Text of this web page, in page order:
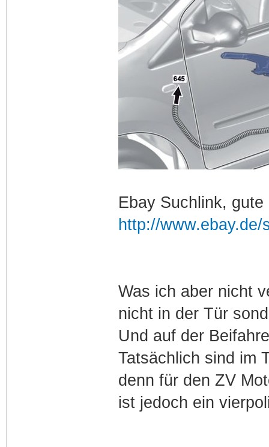
Ebay Suchlink, gute
http://
Was ich aber nicht
nicht in der Tür
Und auf der
Tatsächlich sind im
denn für den ZV
ist jedoch ein